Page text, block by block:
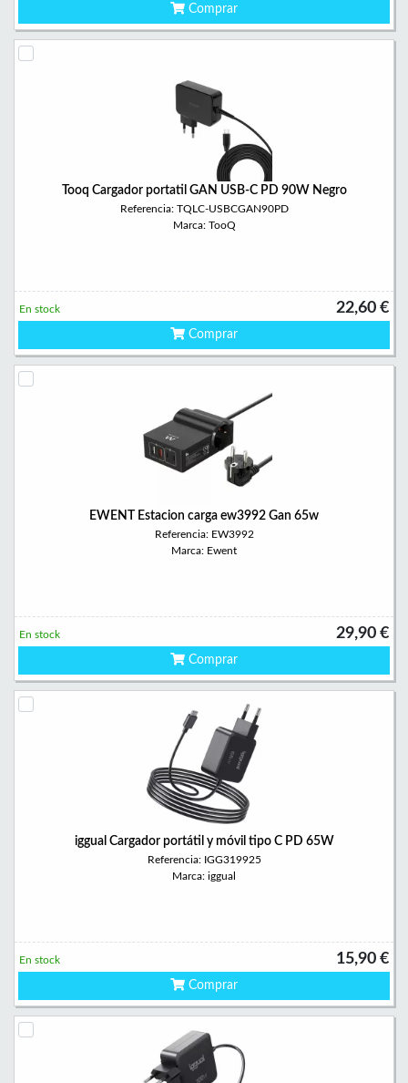
Comprar
Tooq Cargador portatil GAN USB-C PD 90W Negro
Referencia: TQLC-USBCGAN90PD
Marca: TooQ
22,60 €
En stock
Comprar
EWENT Estacion carga ew3992 Gan 65w
Referencia: EW3992
Marca: Ewent
29,90 €
En stock
Comprar
iggual Cargador portátil y móvil tipo C PD 65W
Referencia: IGG319925
Marca: iggual
15,90 €
En stock
Comprar